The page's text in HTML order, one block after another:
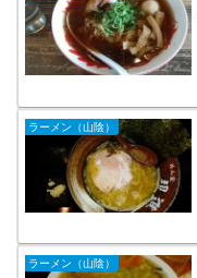
ラーメン（山陰）
ラーメン（山陰）